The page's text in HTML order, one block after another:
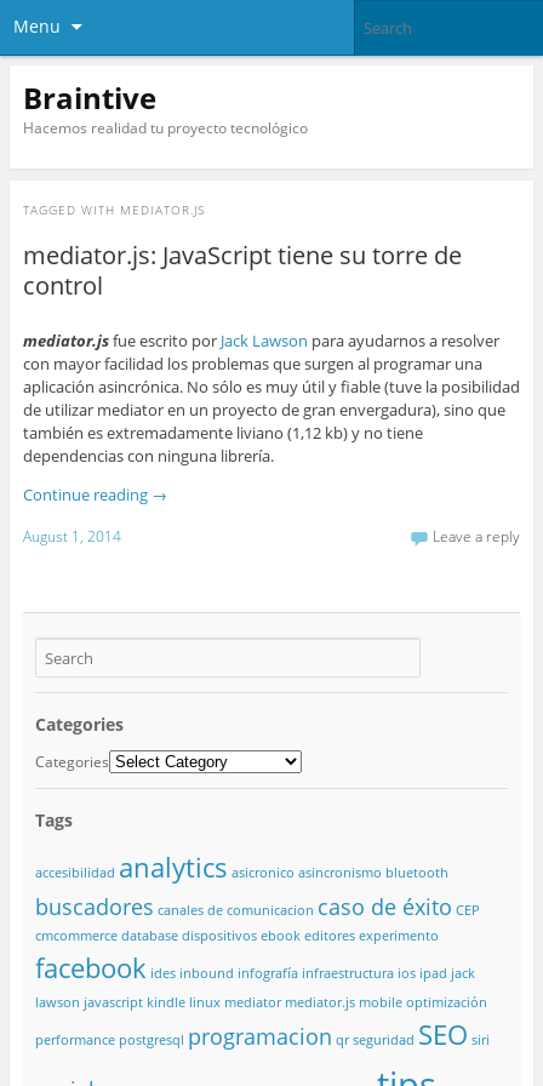
Menu
Braintive
Hacemos realidad tu proyecto tecnológico
TAGGED WITH MEDIATOR.JS
mediator.js: JavaScript tiene su torre de
control
mediator.jsfue escrito por Jack Lawson para ayudarnos a resolver
con mayor facilidad los problemas que surgen al programar una
aplicación asincrónica. No sólo es muy útil y fiable (tuve la posibilidad
de utilizar mediator en un proyecto de gran envergadura), sino que
también es extremadamente liviano (1,12 kb) y no tiene
dependencias con ninguna librería.
Continue reading →
August 1, 2014 Leave a reply
Categories
Categories
Tags
accesibilidad analytics asicronico asincronismo bluetooth
buscadores canales de comunicacion caso de éxito CEP
cmcommerce database dispositivos ebook editores experimento
facebook ides inbound infografía infraestructura ios ipad jack
lawson javascript kindle linux mediator mediator.js mobile optimización
performance postgresql programacion qr seguridad SEO siri